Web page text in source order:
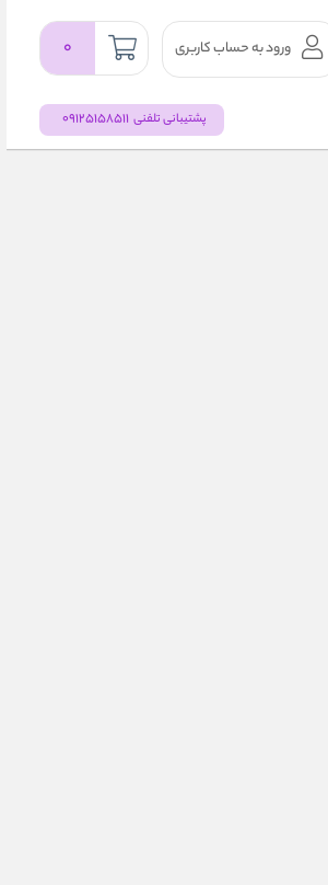
۰ ورود به حساب کاربری
پشتیبانی تلفنی 09125158511